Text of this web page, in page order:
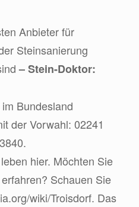
Anbieter für
Steinsanierung
– Stein-Doktor:
Bundesland
der Vorwahl: 02241
hier. Möchten Sie
Schauen Sie
wiki/Troisdorf. Das